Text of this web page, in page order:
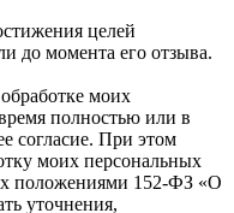
целей
до момента его отзыва.
моих
полностью или в
согласие. При этом
моих персональных
положениями 152-ФЗ «О
уточнения,